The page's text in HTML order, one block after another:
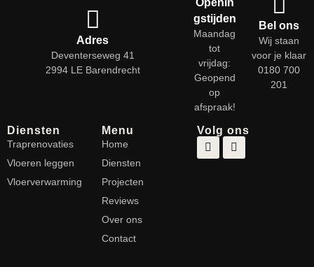
Adres
Deventerseweg 41
2994 LE Barendrecht
Openin
gstijden
Maandag
tot
vrijdag:
Geopend
op
afspraak!
Bel ons
Wij staan
voor je klaar
0180 700
201
Diensten
Traprenovaties
Vloeren leggen
Vloerverwarming
Menu
Home
Diensten
Projecten
Reviews
Over ons
Contact
Volg ons